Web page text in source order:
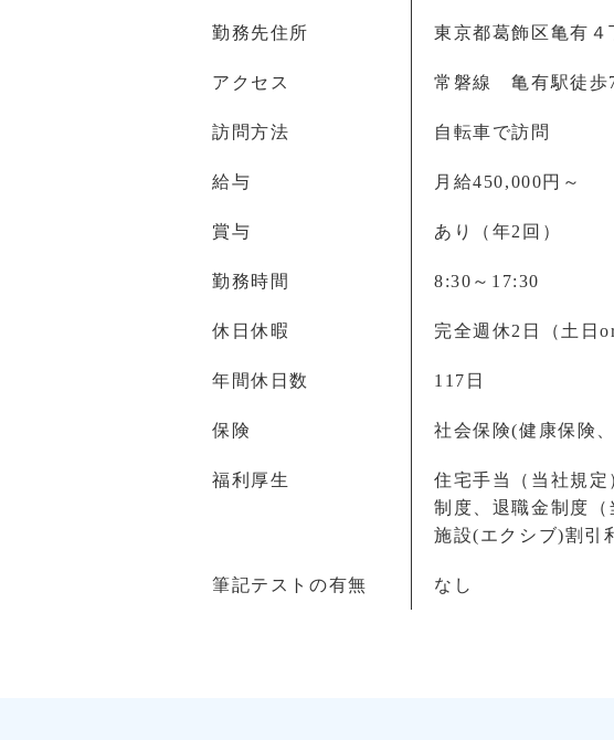
勤務先住所 東京都葛飾区亀有
アクセス 常磐線 亀有駅徒歩
訪問方法 自転車で訪問
給与 月給450,000円～
賞与 あり（年2回）
勤務時間 8:30～17:30
休日休暇 完全週休2日（土日
年間休日数 117日
保険 社会保険(健康保険
福利厚生
住宅手当（当社規
制度、退職金制度
施設(エクシブ)割引
筆記テストの有無 なし